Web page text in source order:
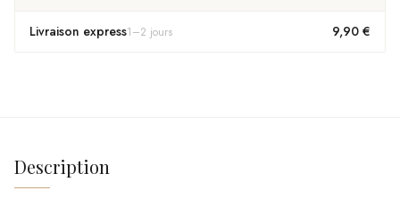
Livraison express1–2 jours 9,90 €
Description